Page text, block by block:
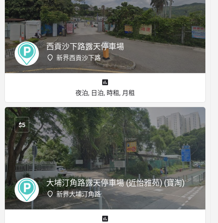
西貢沙下路露天停車場
新界西貢沙下路
夜泊, 日泊, 時租, 月租
大埔汀角路露天停車場 (近怡雅苑) (寶淘)
新界大埔汀角路
$5